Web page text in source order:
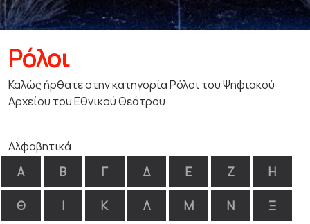
Ρόλοι
Καλώς ήρθατε στην κατηγορία Ρόλοι του Ψηφιακού
Αρχείου του Εθνικού Θεάτρου.
Αλφαβητικά
Α Β Γ Δ Ε Ζ Η
Θ Ι Κ Λ Μ Ν Ξ